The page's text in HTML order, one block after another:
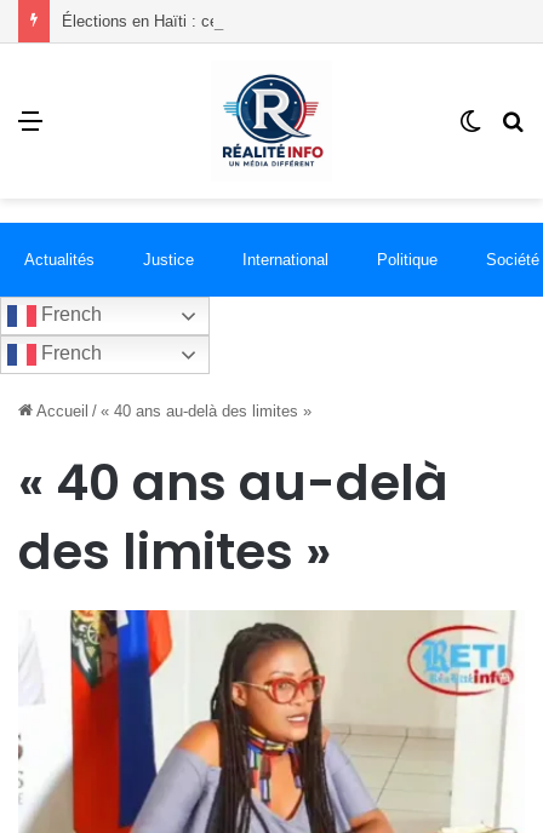
Menu
Switch
Actualités Justice International Politique Société
French
French
Accueil / « 40 ans au-delà des limites »
« 40 ans au-delà
des limites »